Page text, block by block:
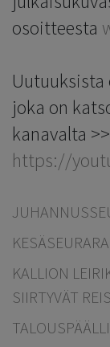
osoitteesta
Uutuuksista
joka on
kanavalta
https://
KALLION
SIIRTYVÄT